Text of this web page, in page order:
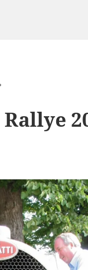
Rallye